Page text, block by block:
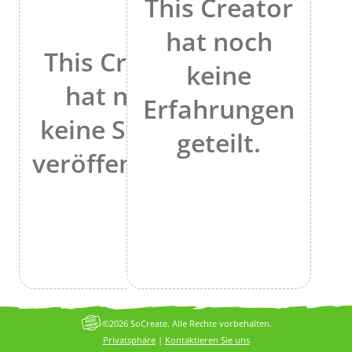
This Creator
hat noch
keine Stories
veröffentlicht.
This Creator
hat noch
keine
Erfahrungen
geteilt.
Privatsphäre| Kontaktieren Sie uns
©2026 SoCreate. Alle Rechte vorbehalten.